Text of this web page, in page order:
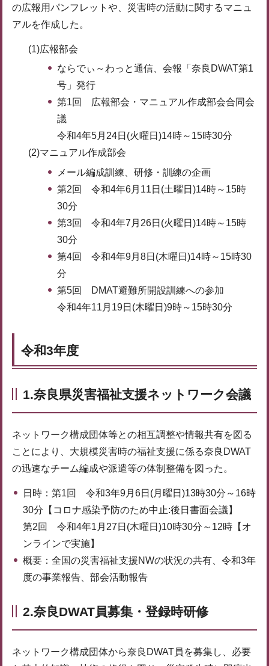
の広報用パンフレットや、災害時の活動に関するマニュ
アルを作成した。
(1)広報部会
ならでぃ～わっと通信、会報「奈良DWAT第1
号」発行
第1回 広報部会・マニュアル作成部会合同会
議
令和4年5月24日(火曜日)14時～15時30分
(2)マニュアル作成部会
メール編成訓練、研修・訓練の企画
第2回 令和4年6月11日(土曜日)14時～15時
30分
第3回 令和4年7月26日(火曜日)14時～15時
30分
第4回 令和4年9月8日(木曜日)14時～15時30
分
第5回 DMAT避難所開設訓練への参加
令和4年11月19日(木曜日)9時～15時30分
令和3年度
1.奈良県災害福祉支援ネットワーク会議
ネットワーク構成団体等との相互調整や情報共有を図る
ことにより、大規模災害時の福祉支援に係る奈良DWAT
の迅速なチーム編成や派遣等の体制整備を図った。
日時：第1回 令和3年9月6日(月曜日)13時30分～16時
30分【コロナ感染予防のため中止:後日書面会議】
第2回 令和4年1月27日(木曜日)10時30分～12時【オ
ンラインで実施】
概要：全国の災害福祉支援NWの状況の共有、令和3年
度の事業報告、部会活動報告
2.奈良DWAT員募集・登録時研修
ネットワーク構成団体から奈良DWAT員を募集し、必要